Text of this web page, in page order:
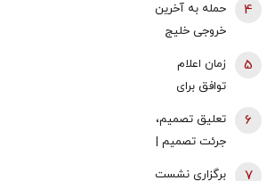
حداقل دستمزد
در آلمان رشد
کرد
حمله به آخرین
خروجی خلیج
بازارها از تهدید
در گلوگاه تازه |
پیام حمله
مشکوک در
کانال سوئر برای
4
زمان اعلام
توافق برای
هرمز اعلام شد
5
تعلیق تصمیم،
جرئت تصمیم |
مصطفی
6
برگزاری نشست
7